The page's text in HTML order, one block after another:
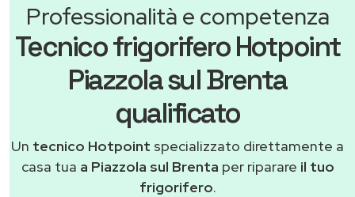
Professionalità e competenza
Tecnico frigorifero Hotpoint
Piazzola sul Brenta
qualificato
Un tecnico Hotpoint specializzato direttamente a
casa tua a Piazzola sul Brenta per riparare il tuo
frigorifero.